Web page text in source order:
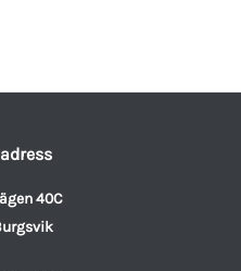
40C